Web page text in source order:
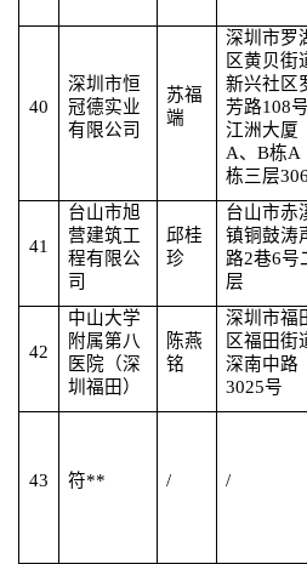
40
深圳市恒
冠德实业
有限公司
苏福
端
深圳市罗
区黄贝街
新兴社区
芳路108号
江洲大厦
A、B栋A
栋三层306
41
台山市旭
营建筑工
程有限公
司
邱桂
珍
台山市赤
镇铜鼓涛
路2巷6号
层
42
中山大学
附属第八
医院（深
圳福田）
陈燕
铭
深圳市福
区福田街
深南中路
3025号
43 符** / /